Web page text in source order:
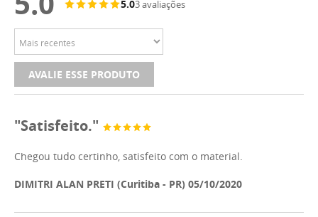
5.03 avaliações
AVALIE ESSE PRODUTO
"Satisfeito."
Chegou tudo certinho, satisfeito com o material.
DIMITRI ALAN PRETI (Curitiba - PR) 05/10/2020